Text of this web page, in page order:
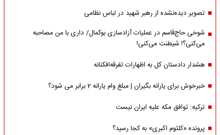
تصویر دیده‌نشده از رهبر شهید در لباس نظامی
شوخی حاج‌قاسم در عملیات آزادسازی بوکمال/ داری با من مصاحبه‌
می‌کنی؟! شیطنت می‌کنی!
هشدار دادستان کل به اظهارات تفرقه‌افکنانه
خبرخوش برای یارانه بگیران | مبلغ وام یارانه 2 برابر می شود؟
ترکیه: توافق مکه علیه ایران نیست
پرونده «کلثوم اکبری» به کجا رسید؟